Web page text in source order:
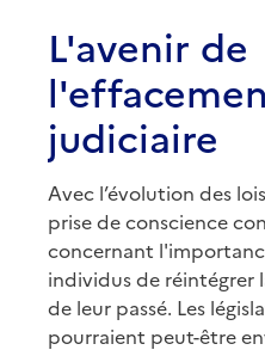
L'avenir de
judiciaire
Avec l’évolution des
prise de conscience
concernant
individus de réintégrer
de leur passé. Les
pourraient peut-être